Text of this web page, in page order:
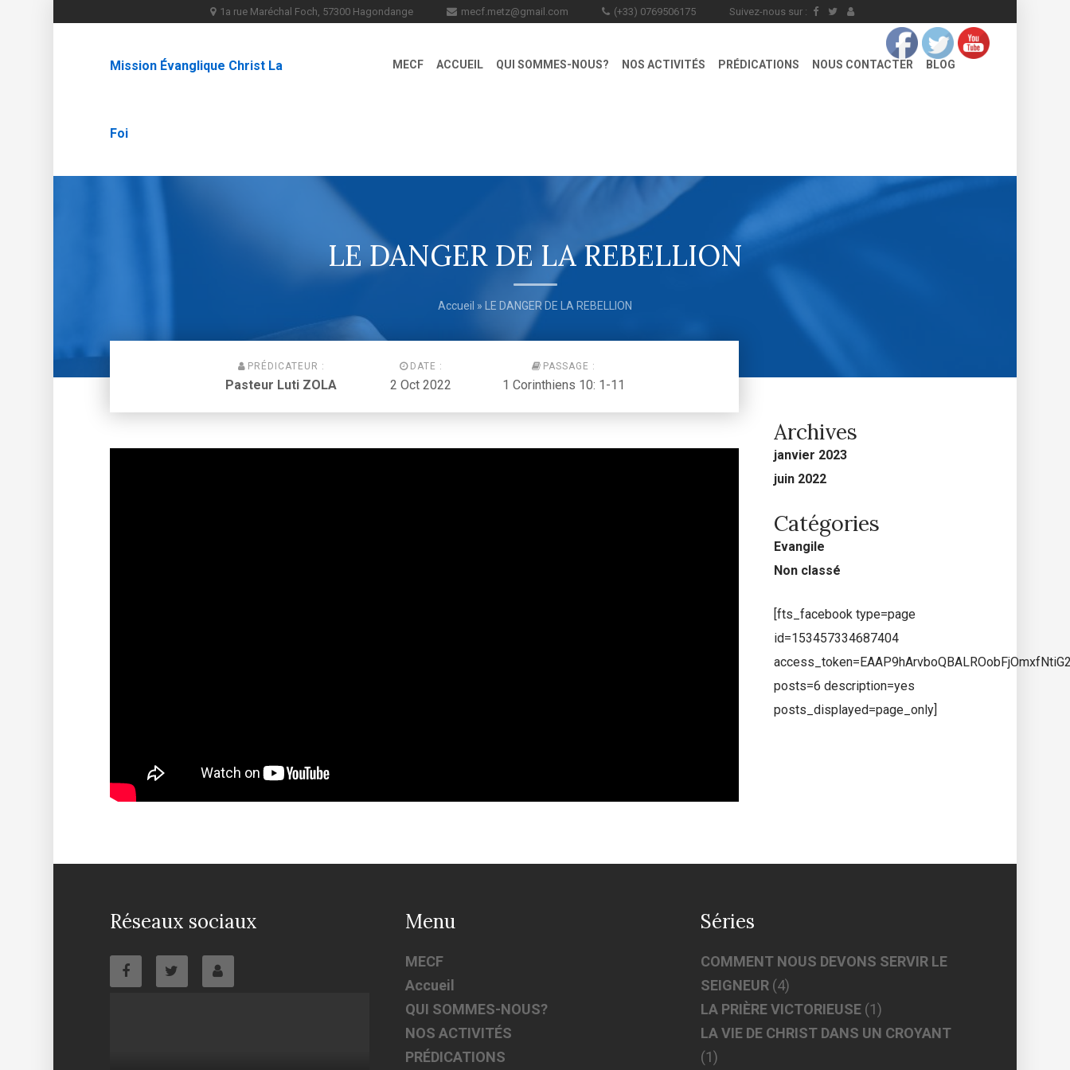
1a rue Maréchal Foch, 57300 Hagondange mecf.metz@gmail.com (+33) 0769506175 Suivez-nous sur :
Mission Évanglique Christ La
Foi
MECF ACCUEIL QUI SOMMES-NOUS? NOS ACTIVITÉS PRÉDICATIONS NOUS CONTACTER BLOG
LE DANGER DE LA REBELLION
Accueil » LE DANGER DE LA REBELLION
PRÉDICATEUR :
Pasteur Luti ZOLA
DATE :
2 Oct 2022
PASSAGE :
1 Corinthiens 10: 1-11
Archives
janvier 2023
juin 2022
Catégories
Evangile
Non classé
[fts_facebook type=page
id=153457334687404
posts=6 description=yes
posts_displayed=page_only]
Réseaux sociaux Menu
MECF
Accueil
QUI SOMMES-NOUS?
NOS ACTIVITÉS
PRÉDICATIONS
Séries
COMMENT NOUS DEVONS SERVIR LE
SEIGNEUR(4)
LA PRIÈRE VICTORIEUSE(1)
LA VIE DE CHRIST DANS UN CROYANT
(1)